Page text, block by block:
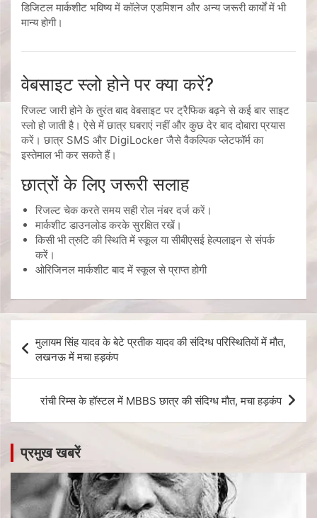
डिजिटल मार्कशीट भविष्य में कॉलेज एडमिशन और अन्य जरूरी कार्यों में भी
मान्य होगी।
वेबसाइट स्लो होने पर क्या करें?
रिजल्ट जारी होने के तुरंत बाद वेबसाइट पर ट्रैफिक बढ़ने से कई बार साइट
स्लो हो जाती है। ऐसे में छात्र घबराएं नहीं और कुछ देर बाद दोबारा प्रयास
करें। छात्र SMS और DigiLocker जैसे वैकल्पिक प्लेटफॉर्म का
इस्तेमाल भी कर सकते हैं।
छात्रों के लिए जरूरी सलाह
रिजल्ट चेक करते समय सही रोल नंबर दर्ज करें।
मार्कशीट डाउनलोड करके सुरक्षित रखें।
किसी भी त्रुटि की स्थिति में स्कूल या सीबीएसई हेल्पलाइन से संपर्क
करें।
ओरिजिनल मार्कशीट बाद में स्कूल से प्राप्त होगी
मुलायम सिंह यादव के बेटे प्रतीक यादव की संदिग्ध परिस्थितियों में मौत,
लखनऊ में मचा हड़कंप
रांची रिम्स के हॉस्टल में MBBS छात्र की संदिग्ध मौत, मचा हड़कंप
प्रमुख खबरें